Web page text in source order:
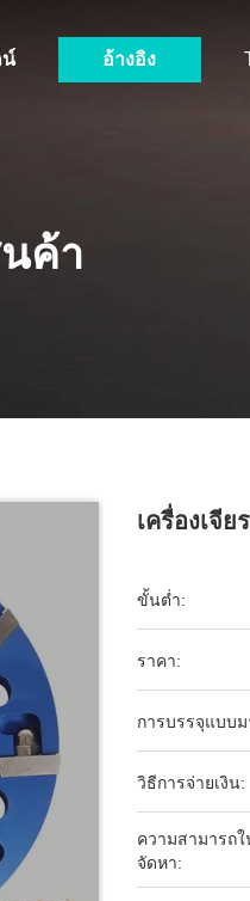
น์ อ้างอิง
ค้า
เครื่องเจี
ขั้นต่ำ:
ราคา:
การบรรจุแบบ
วิธีการจ่ายเงิน:
ความสามารถใ
จัดหา: